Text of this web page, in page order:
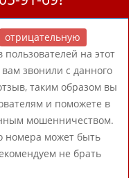
отрицательную
на этот
звонили с данного
таким образом вы
и поможете в
мошенничеством.
номера может быть
не брать